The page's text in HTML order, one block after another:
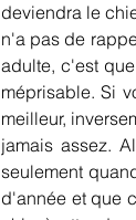
deviendra le
n'a pas de
adulte, c'est
méprisable. Si
meilleur,
jamais assez.
seulement
d'année et que